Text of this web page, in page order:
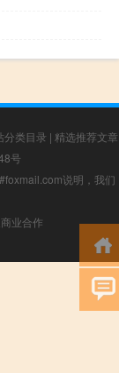
分类目录 | 精选推荐文章
号
说明，我们
业合作